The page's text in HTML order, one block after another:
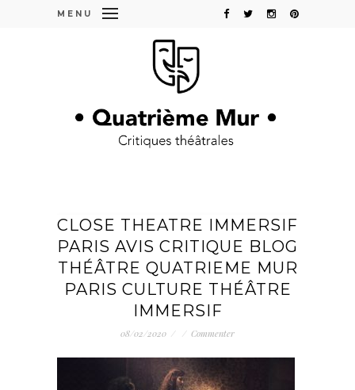
MENU
CLOSE THEATRE IMMERSIF
PARIS AVIS CRITIQUE BLOG
THÉÂTRE QUATRIEME MUR
PARIS CULTURE THÉÂTRE
IMMERSIF
08/02/2020 / / Commenter